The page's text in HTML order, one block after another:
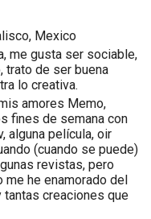
Mexico
me gusta ser sociable,
trato de ser buena
lo creativa.
amores Memo,
fines de semana con
alguna película, oir
(cuando se puede)
revistas, pero
me he enamorado del
tantas creaciones que